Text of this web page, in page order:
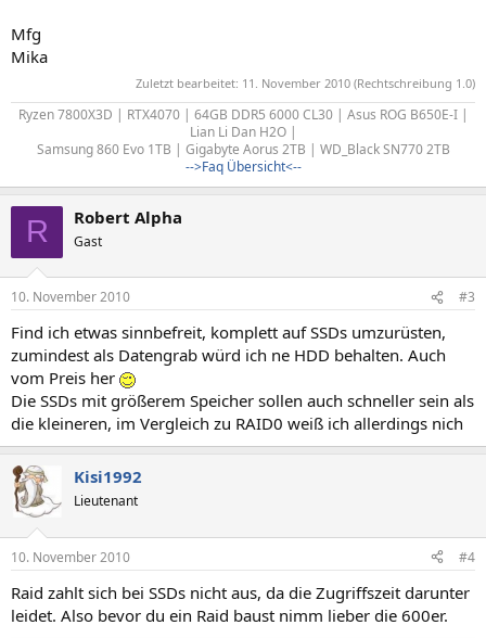
Mfg
Mika
Zuletzt bearbeitet: 11. November 2010 (Rechtschreibung 1.0)
Ryzen 7800X3D | RTX4070 | 64GB DDR5 6000 CL30 | Asus ROG B650E-I |
Lian Li Dan H2O |
Samsung 860 Evo 1TB | Gigabyte Aorus 2TB | WD_Black SN770 2TB
-->Faq Übersicht<--
R Robert Alpha
Gast
10. November 2010 #3
Find ich etwas sinnbefreit, komplett auf SSDs umzurüsten,
zumindest als Datengrab würd ich ne HDD behalten. Auch
vom Preis her
Die SSDs mit größerem Speicher sollen auch schneller sein als
die kleineren, im Vergleich zu RAID0 weiß ich allerdings nich
Kisi1992
Lieutenant
10. November 2010 #4
Raid zahlt sich bei SSDs nicht aus, da die Zugriffszeit darunter
leidet. Also bevor du ein Raid baust nimm lieber die 600er.